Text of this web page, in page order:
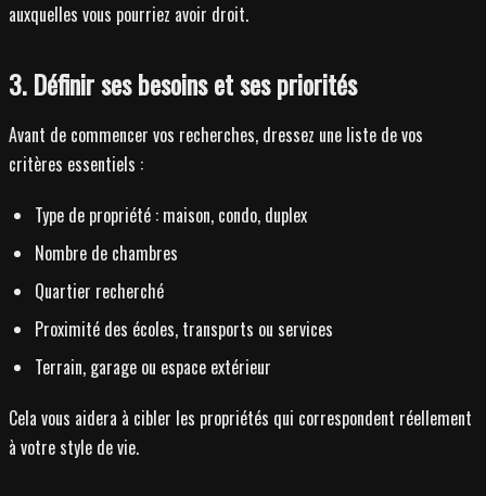
auxquelles vous pourriez avoir droit.
3. Définir ses besoins et ses priorités
Avant de commencer vos recherches, dressez une liste de vos
critères essentiels :
Type de propriété : maison, condo, duplex
Nombre de chambres
Quartier recherché
Proximité des écoles, transports ou services
Terrain, garage ou espace extérieur
Cela vous aidera à cibler les propriétés qui correspondent réellement
à votre style de vie.